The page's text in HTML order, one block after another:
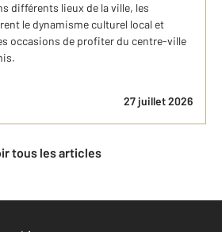
différents lieux de la ville, les
le dynamisme culturel local et
occasions de profiter du centre-ville
27 juillet 2026
tous les articles